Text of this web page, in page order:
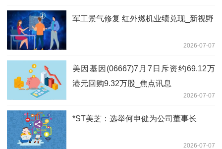
军工景气修复 红外燃机业绩兑现_新视野
2026-07-07
美因基因(06667)7月7日斥资约69.12万
港元回购9.32万股_焦点讯息
2026-07-07
*ST美芝：选举何申健为公司董事长
2026-07-07